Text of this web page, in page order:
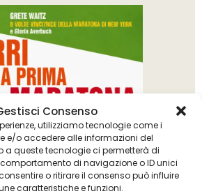
Consenso
utilizziamo tecnologie come i
e/o accedere alle informazioni del
a queste tecnologie ci permetterà di
di navigazione o ID unici
o ritirare il consenso può influire
caratteristiche e funzioni.